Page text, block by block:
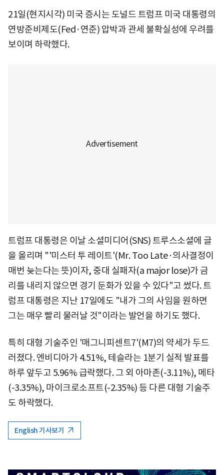
21일(현지시각) 미국 증시는 도널드 트럼프 미국 대통령의
연방준비제도(Fed·연준) 압박과 관세 불확실성에 우려를
보이며 하락했다.
트럼프 대통령은 이날 소셜미디어(SNS) 트루스소셜에 글
을 올리며 "'미스터 투 레이트'(Mr. Too Late·의사결정이
매번 늦는다는 뜻)이자, 중대 실패자(a major lose)가 금
리를 내리지 않으면 경기 둔화가 있을 수 있다"고 썼다. 트
럼프 대통령은 지난 17일에도 "내가 그의 사임을 원하면
그는 매우 빨리 물러날 것"이라는 발언을 하기도 했다.
특히 대형 기술주인 '매그니피센트7'(M7)의 약세가 두드
러졌다. 엔비디아가 4.51%, 테슬라는 1분기 실적 발표를
하루 앞두고 5.96% 급락했다. 그 외 아마존(-3.11%), 메타
(-3.35%), 마이크로소프트(-2.35%) 등 다른 대형 기술주
도 하락했다.
English 기사보기